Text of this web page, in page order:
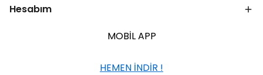
Hesabım
MOBİL APP
HEMEN İNDİR !